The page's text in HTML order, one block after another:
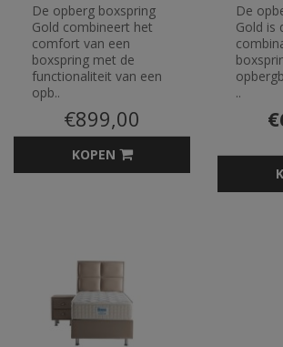
De opberg boxspring
Gold combineert het
comfort van een
boxspring met de
functionaliteit van een
opb..
€899,00
KOPEN
De
Gold is
..